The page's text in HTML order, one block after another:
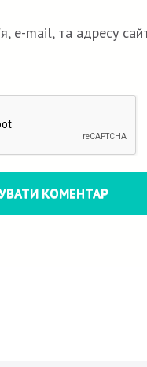
e-mail, та адресу